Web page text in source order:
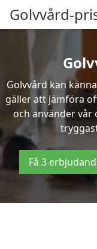
Golvvård-
Golvvård kan
gäller att jämföra
och använder
Få 3